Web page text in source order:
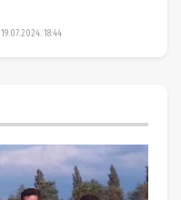
19.07.2024. 18:44